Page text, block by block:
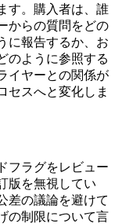
す。購入者は、誰
からの質問をどの
に報告するか、お
のように参照する
イヤーとの関係が
セスへと変化しま
フラグをレビュー
版を無視してい
差の議論を避けて
の制限について言